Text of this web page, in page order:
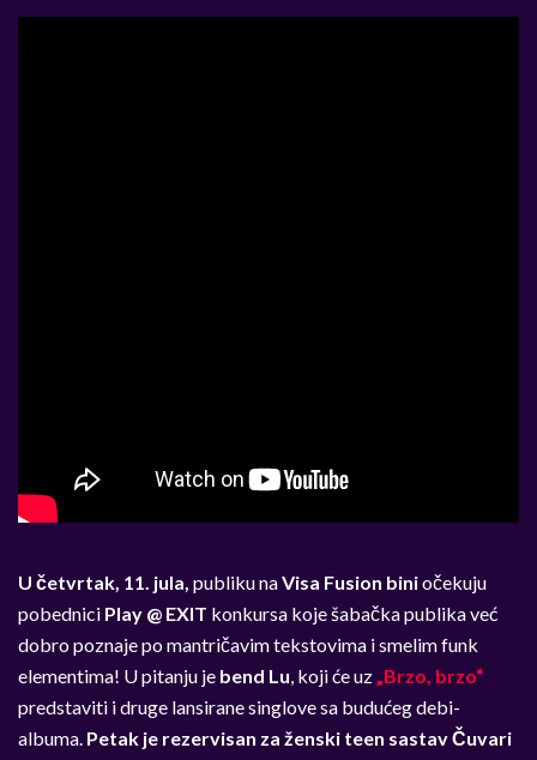
U četvrtak, 11. jula, publiku naVisa Fusion biniočekuju
pobednici Play @ EXIT konkursa koje šabačka publika već
dobro poznaje po mantričavim tekstovima i smelim funk
elementima! U pitanju je bend Lu, koji će uz„Brzo, brzo“
predstaviti i druge lansirane singlove sa budućeg debi-
albuma. Petak je rezervisan za ženski teen sastav Čuvari